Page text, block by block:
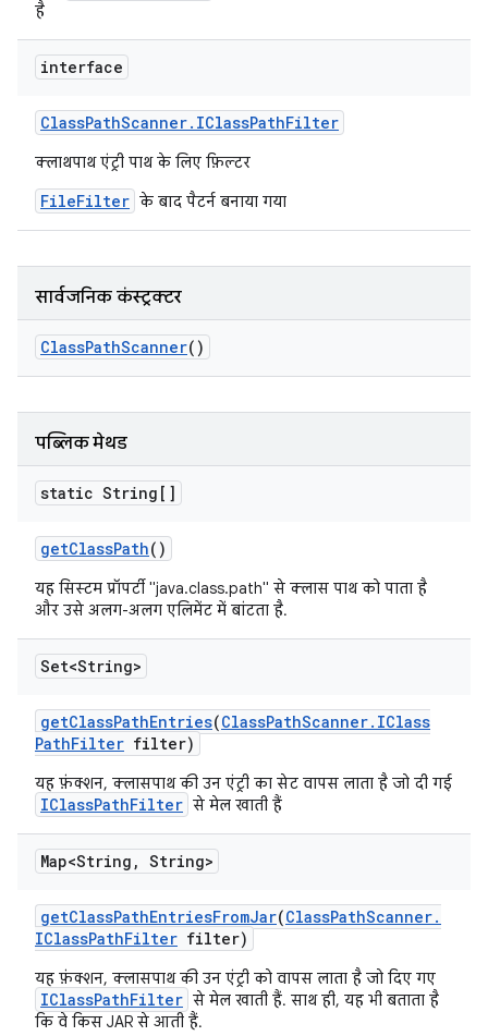
है
interface
ClassPathScanner. IClassPathFilter
क्लाथपाथ एंट्री पाथ के लिए फ़िल्टर
FileFilter के बाद पैटर्न बनाया गया
सार्वजनिक कंस्ट्रक्टर
ClassPathScanner()
पब्लिक मेथड
static String[]
getClassPath()
यह सिस्टम प्रॉपर्टी "java.class.path" से क्लास पाथ को पाता है
और उसे अलग-अलग एलिमेंट में बांटता है.
Set<String>
getClassPathEntries(ClassPathScanner. IClass
PathFilter filter)
यह फ़ंक्शन, क्लासपाथ की उन एंट्री का सेट वापस लाता है जो दी गई
IClassPathFilter से मेल खाती हैं
Map<String , String>
getClassPathEntriesFromJar(ClassPathScanner.
IClassPathFilter filter)
यह फ़ंक्शन, क्लासपाथ की उन एंट्री को वापस लाता है जो दिए गए
IClassPathFilter से मेल खाती हैं. साथ ही, यह भी बताता है
कि वे किस JAR से आती हैं.